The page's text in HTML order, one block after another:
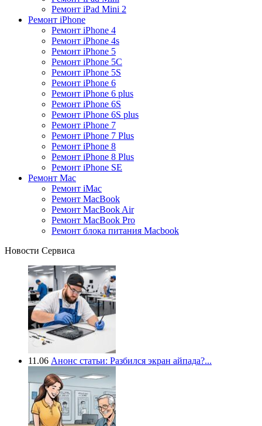
Ремонт iPad Mini 2
Ремонт iPhone
Ремонт iPhone 4
Ремонт iPhone 4s
Ремонт iPhone 5
Ремонт iPhone 5C
Ремонт iPhone 5S
Ремонт iPhone 6
Ремонт iPhone 6 plus
Ремонт iPhone 6S
Ремонт iPhone 6S plus
Ремонт iPhone 7
Ремонт iPhone 7 Plus
Ремонт iPhone 8
Ремонт iPhone 8 Plus
Ремонт iPhone SE
Ремонт Mac
Ремонт iMac
Ремонт MacBook
Ремонт MacBook Air
Ремонт MacBook Pro
Ремонт блока питания Macbook
Новости Сервиса
11.06 Анонс статьи: Разбился экран айпада?...